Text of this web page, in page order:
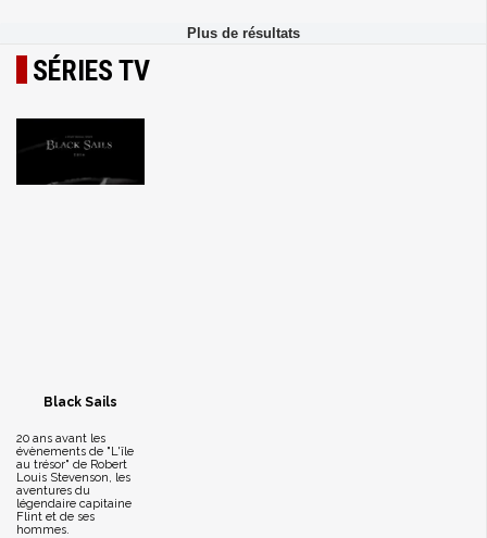
SÉRIES TV
Black Sails
20 ans avant les
évènements de "L'île
au trésor" de Robert
Louis Stevenson, les
aventures du
légendaire capitaine
Flint et de ses
hommes.